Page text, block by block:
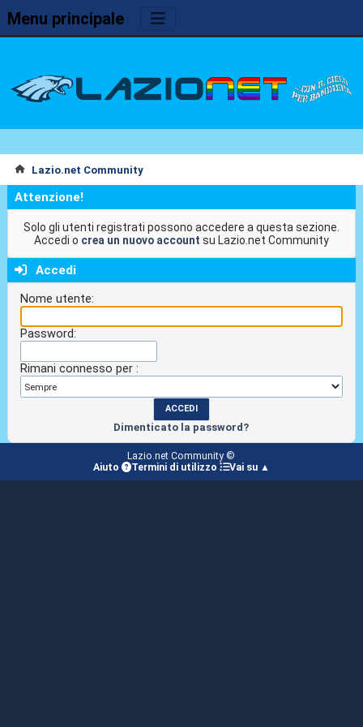
Menu principale
Lazio.net Community
Attenzione!
Solo gli utenti registrati possono accedere a questa sezione.
Accedi o crea un nuovo account su Lazio.net Community
Accedi
Nome utente:
Password:
Rimani connesso per :
Dimenticato la password?
Lazio.net Community ©
Aiuto
Termini di utilizzo Vai su ▲